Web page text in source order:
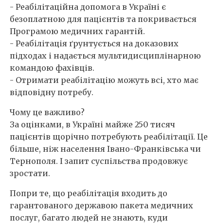
- Реабілітаційна допомога в Україні є
безоплатною для пацієнтів та покривається
Програмою медичних гарантій.
- Реабілітація ґрунтується на доказових
підходах і надається мультидисциплінарною
командою фахівців.
- Отримати реабілітацію можуть всі, хто має
відповідну потребу.
Чому це важливо?
За оцінками, в Україні майже 250 тисяч
пацієнтів щорічно потребують реабілітації. Це
більше, ніж населення Івано-Франківська чи
Тернополя. І запит суспільства продовжує
зростати.
Попри те, що реабілітація входить до
гарантованого державою пакета медичних
послуг, багато людей не знають, куди